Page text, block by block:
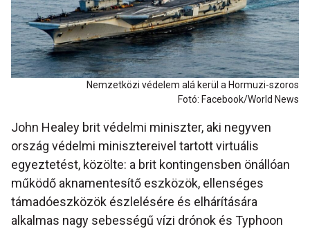
Nemzetközi védelem alá kerül a Hormuzi-szoros
Fotó: Facebook/World News
John Healey brit védelmi miniszter, aki negyven
ország védelmi minisztereivel tartott virtuális
egyeztetést, közölte: a brit kontingensben önállóan
működő aknamentesítő eszközök, ellenséges
támadóeszközök észlelésére és elhárítására
alkalmas nagy sebességű vízi drónok és Typhoon